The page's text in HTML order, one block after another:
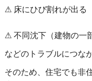
⚠ 床にひび割れが出る
⚠ 不同沈下（建物の一
などのトラブルにつな
そのため、住宅でも非